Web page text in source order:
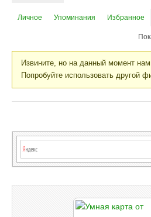
Личное Упоминания Избранное
Извините, но на данный момент нам
Попробуйте использовать другой